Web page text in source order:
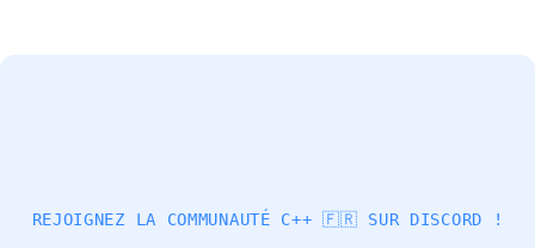
REJOIGNEZ LA COMMUNAUTÉ C++ 🇫🇷 SUR DISCORD !